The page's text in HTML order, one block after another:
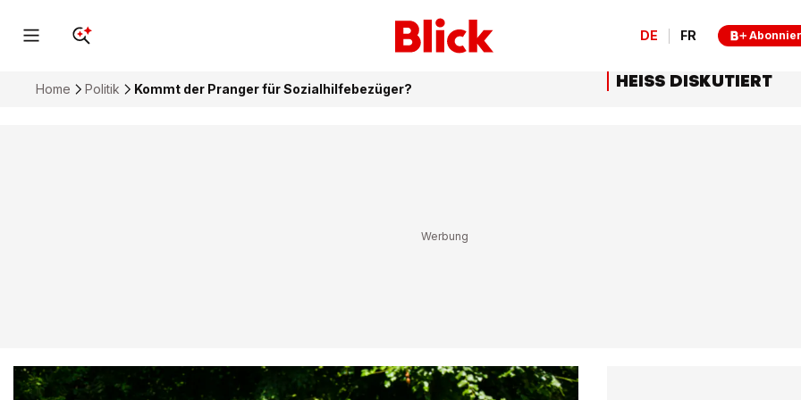
DE FR
Home Politik Kommt der Pranger für Sozialhilfebezüger? HEISS DISKUTIERT